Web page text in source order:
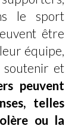
le sport
être
équipe,
et
peuvent
telles
ou la